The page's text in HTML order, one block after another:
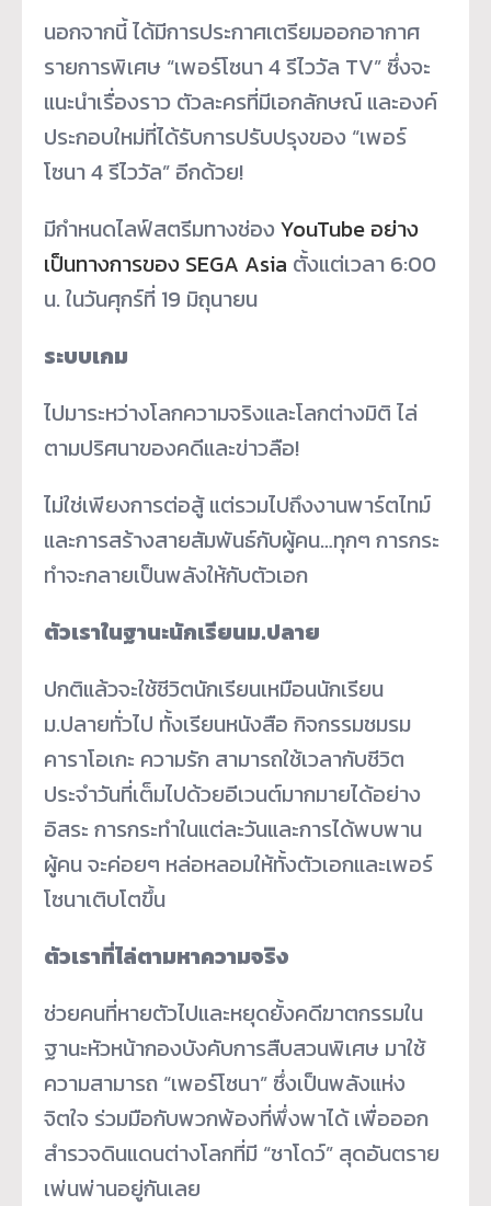
นอกจากนี้ ได้มีการประกาศเตรียมออกอากาศ
รายการพิเศษ “เพอร์โซนา 4 รีไววัล TV” ซึ่งจะ
แนะนำเรื่องราว ตัวละครที่มีเอกลักษณ์ และองค์
ประกอบใหม่ที่ได้รับการปรับปรุงของ “เพอร์
โซนา 4 รีไววัล” อีกด้วย!
มีกำหนดไลฟ์สตรีมทางช่อง YouTube อย่าง
เป็นทางการของ SEGA Asia ตั้งแต่เวลา 6:00
น. ในวันศุกร์ที่ 19 มิถุนายน
ระบบเกม
ไปมาระหว่างโลกความจริงและโลกต่างมิติ ไล่
ตามปริศนาของคดีและข่าวลือ!
ไม่ใช่เพียงการต่อสู้ แต่รวมไปถึงงานพาร์ตไทม์
และการสร้างสายสัมพันธ์กับผู้คน…ทุกๆ การกระ
ทำจะกลายเป็นพลังให้กับตัวเอก
ตัวเราในฐานะนักเรียนม.ปลาย
ปกติแล้วจะใช้ชีวิตนักเรียนเหมือนนักเรียน
ม.ปลายทั่วไป ทั้งเรียนหนังสือ กิจกรรมชมรม
คาราโอเกะ ความรัก สามารถใช้เวลากับชีวิต
ประจำวันที่เต็มไปด้วยอีเวนต์มากมายได้อย่าง
อิสระ การกระทำในแต่ละวันและการได้พบพาน
ผู้คน จะค่อยๆ หล่อหลอมให้ทั้งตัวเอกและเพอร์
โซนาเติบโตขึ้น​
ตัวเราที่ไล่ตามหาความจริง
ช่วยคนที่หายตัวไปและหยุดยั้งคดีฆาตกรรมใน
ฐานะหัวหน้ากองบังคับการสืบสวนพิเศษ มาใช้
ความสามารถ “เพอร์โซนา” ซึ่งเป็นพลังแห่ง
จิตใจ ร่วมมือกับพวกพ้องที่พึ่งพาได้ เพื่อออก
สำรวจดินแดนต่างโลกที่มี “ชาโดว์” สุดอันตราย
เพ่นพ่านอยู่กันเลย